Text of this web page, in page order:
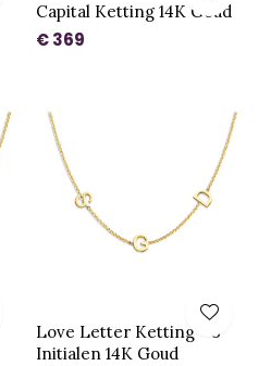
Capital Ketting 14K Goud
€ 369
Love Letter Ketting - 3
Initialen 14K Goud